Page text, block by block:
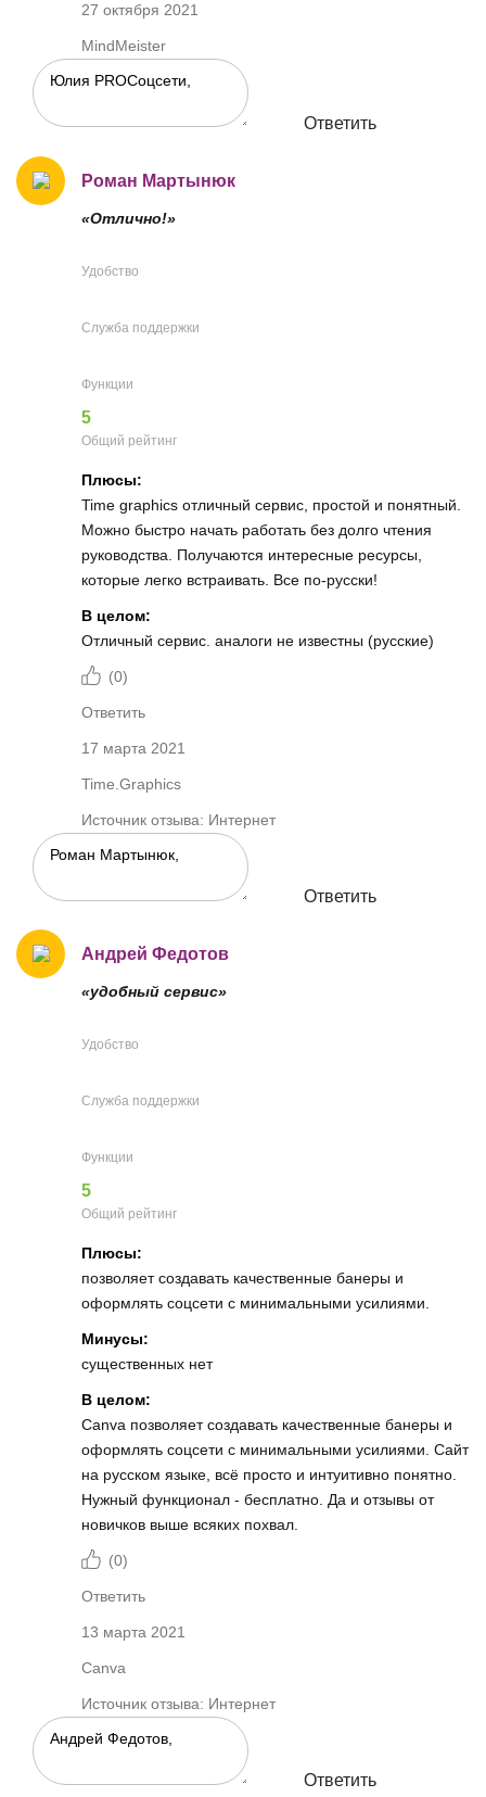
27 октября 2021
MindMeister
Ответить
Роман Мартынюк
«Отлично!»
Удобство
Служба поддержки
Функции
5
Общий рейтинг
Плюсы:
Time graphics отличный сервис, простой и понятный.
Можно быстро начать работать без долго чтения
руководства. Получаются интересные ресурсы,
которые легко встраивать. Все по-русски!
В целом:
Отличный сервис. аналоги не известны (русские)
(0)
Ответить
17 марта 2021
Time.Graphics
Источник отзыва: Интернет
Ответить
Андрей Федотов
«удобный сервис»
Удобство
Служба поддержки
Функции
5
Общий рейтинг
Плюсы:
позволяет создавать качественные банеры и
оформлять соцсети с минимальными усилиями.
Минусы:
существенных нет
В целом:
Canva позволяет создавать качественные банеры и
оформлять соцсети с минимальными усилиями. Сайт
на русском языке, всё просто и интуитивно понятно.
Нужный функционал - бесплатно. Да и отзывы от
новичков выше всяких похвал.
(0)
Ответить
13 марта 2021
Canva
Источник отзыва: Интернет
Ответить